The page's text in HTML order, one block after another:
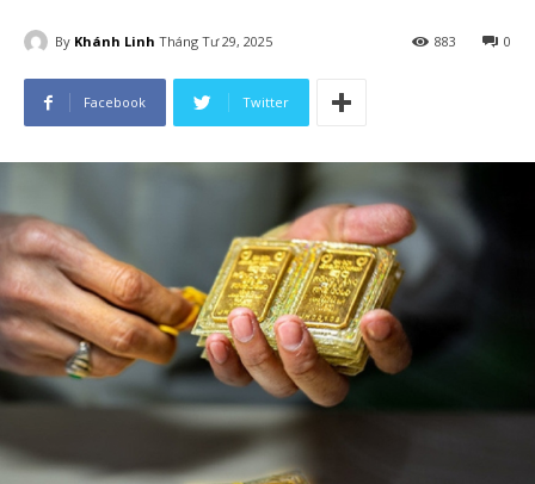
By Khánh Linh Tháng Tư 29, 2025 0
883
Facebook Twitter